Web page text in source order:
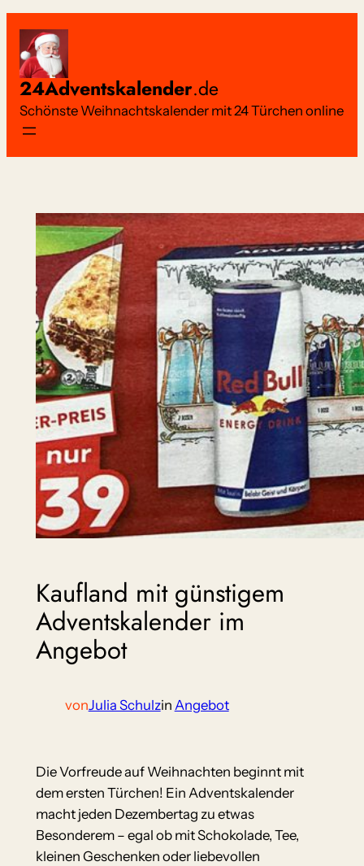
Inhalt
springen
24Adventskalender.de
Schönste Weihnachtskalender mit 24 Türchen online
Kaufland mit günstigem
Adventskalender im
Angebot
vonJulia Schulzin Angebot
Die Vorfreude auf Weihnachten beginnt mit
dem ersten Türchen! Ein Adventskalender
macht jeden Dezembertag zu etwas
Besonderem – egal ob mit Schokolade, Tee,
kleinen Geschenken oder liebevollen